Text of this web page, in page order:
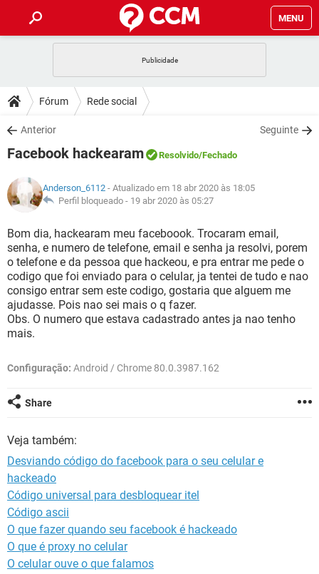
MENU
CELULAR
OUTLOOK
INSTAGRAM GMAIL
GUIA DE COMPRAS
DICAS
JOGOS
INSTAGRAM GMAIL
DOWNLOADS
JOGOS WHATSAPP
CELULAR
OUTLOOK EXCEL
INSTAGRAM GMAIL
GUIA DE COMPRAS
JOGOS WHATSAPP
OUTLOOK EXCEL
INSTAGRAM GMAIL
GUIA DE COMPRAS
GLOSSÁRIO
JOGOS WHATSAPP
CELULAR FACEBOOK
OUTLOOK EXCEL
INSTAGRAM GMAIL
GUIA DE COMPRAS
Fórum Rede social
Anterior Seguinte
Facebook hackearam Resolvido/Fechado
Anderson_6112 - Atualizado em 18 abr 2020 às 18:05
Perfil bloqueado - 19 abr 2020 às 05:27
Bom dia, hackearam meu faceboook. Trocaram email,
senha, e numero de telefone, email e senha ja resolvi, porem
o telefone e da pessoa que hackeou, e pra entrar me pede o
codigo que foi enviado para o celular, ja tentei de tudo e nao
consigo entrar sem este codigo, gostaria que alguem me
ajudasse. Pois nao sei mais o q fazer.
Obs. O numero que estava cadastrado antes ja nao tenho
mais.
Configuração: Android / Chrome 80.0.3987.162
Share
Veja também:
Desviando código do facebook para o seu celular e
hackeado
Código universal para desbloquear itel
Código ascii
O que fazer quando seu facebook é hackeado
O que é proxy no celular
O celular ouve o que falamos